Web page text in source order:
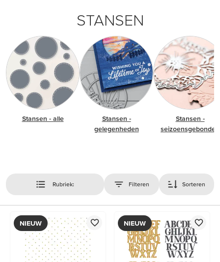
STANSEN
Stansen - alle
Stansen -
gelegenheden
Stansen -
seizoensgebonden
Rubriek: Filteren Sorteren
NIEUW NIEUW